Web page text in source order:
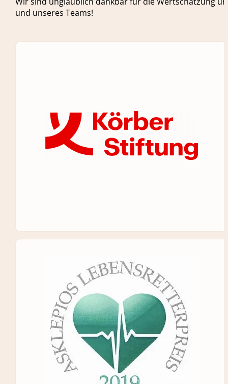
und unseres Teams!